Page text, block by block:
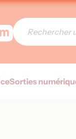
Sorties